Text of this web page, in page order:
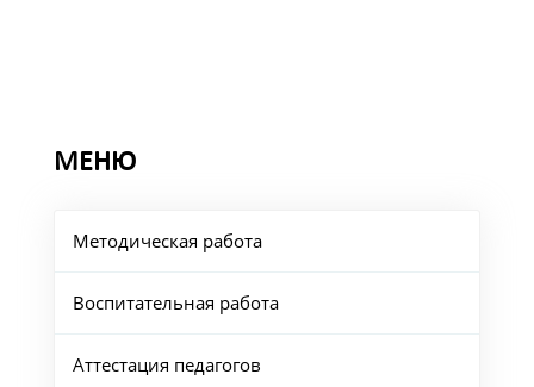
МЕНЮ
Методическая работа
Воспитательная работа
Аттестация педагогов